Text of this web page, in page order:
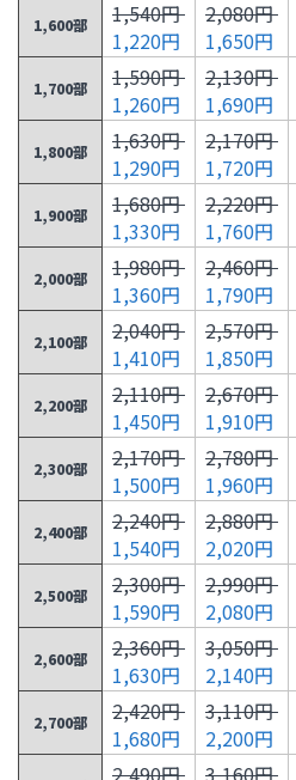
1,600部
1,540円
1,220円
2,080円
1,650円
1,700部
1,590円
1,260円
2,130円
1,690円
1,800部
1,630円
1,290円
2,170円
1,720円
1,900部
1,680円
1,330円
2,220円
1,760円
2,000部
1,980円
1,360円
2,460円
1,790円
2,100部
2,040円
1,410円
2,570円
1,850円
2,200部
2,110円
1,450円
2,670円
1,910円
2,300部
2,170円
1,500円
2,780円
1,960円
2,400部
2,240円
1,540円
2,880円
2,020円
2,500部
2,300円
1,590円
2,990円
2,080円
2,600部
2,360円
1,630円
3,050円
2,140円
2,700部
2,420円
1,680円
3,110円
2,200円
2,490円 3,160円